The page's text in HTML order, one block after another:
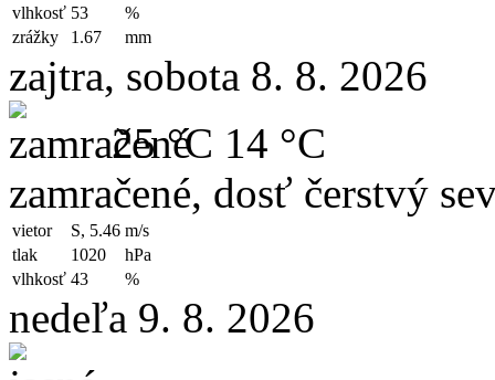
vlhkosť 53
%
zrážky
1.67 mm
zajtra, sobota 8. 8. 2026
25 °C 14 °C
zamračené, dosť čerstvý
vietor S, 5.46 m/s
tlak
1020
hPa
vlhkosť 43 %
nedeľa 9. 8. 2026